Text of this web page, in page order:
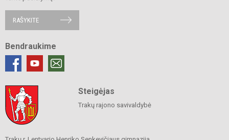
RAŠYKITE
Bendraukime
Steigėjas
Trakų rajono savivaldybė